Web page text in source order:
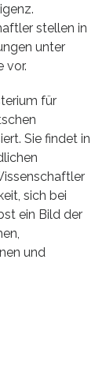
stellen in
unter
vor.
für
Sie findet in
sich bei
ein Bild der
und